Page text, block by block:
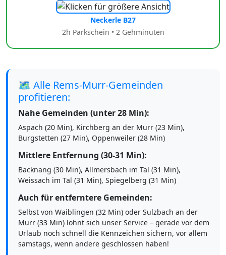
Neckerle B27
2h Parkschein • 2 Gehminuten
🗺️ Alle Rems-Murr-Gemeinden
profitieren:
Nahe Gemeinden (unter 28 Min):
Aspach (20 Min), Kirchberg an der Murr (23 Min),
Burgstetten (27 Min), Oppenweiler (28 Min)
Mittlere Entfernung (30-31 Min):
Backnang (30 Min), Allmersbach im Tal (31 Min),
Weissach im Tal (31 Min), Spiegelberg (31 Min)
Auch für entferntere Gemeinden:
Selbst von Waiblingen (32 Min) oder Sulzbach an der
Murr (33 Min) lohnt sich unser Service – gerade vor dem
Urlaub noch schnell die Kennzeichen sichern, vor allem
samstags, wenn andere geschlossen haben!